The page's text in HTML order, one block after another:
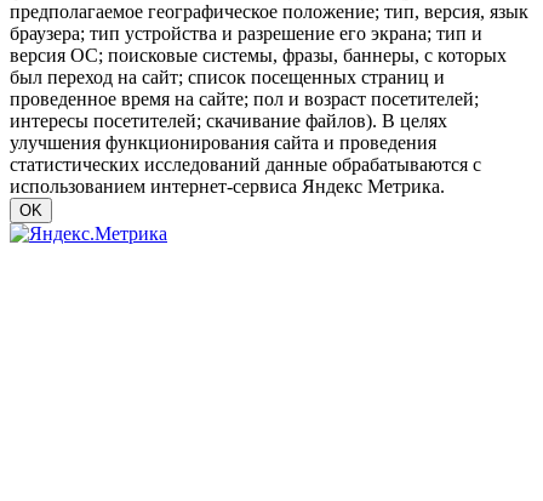
предполагаемое географическое положение; тип, версия, язык
браузера; тип устройства и разрешение его экрана; тип и
версия ОС; поисковые системы, фразы, баннеры, с которых
был переход на сайт; список посещенных страниц и
проведенное время на сайте; пол и возраст посетителей;
интересы посетителей; скачивание файлов). В целях
улучшения функционирования сайта и проведения
статистических исследований данные обрабатываются с
использованием интернет-сервиса Яндекс Метрика.
OK